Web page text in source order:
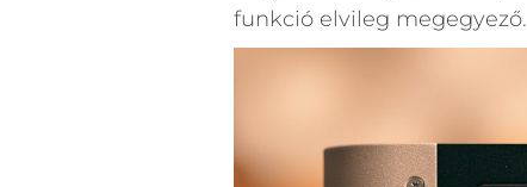
funkció elvileg megegyező.